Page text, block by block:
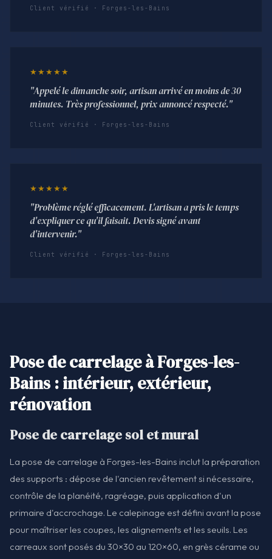
Client vérifié · Forges-les-Bains
★★★★★
"Appelé le dimanche soir, artisan arrivé en moins de 30
minutes. Très professionnel, prix annoncé respecté."
Client vérifié · Forges-les-Bains
★★★★★
"Problème réglé efficacement. L'artisan a pris le temps
d'expliquer ce qu'il faisait. Devis signé avant
d'intervenir."
Client vérifié · Forges-les-Bains
Pose de carrelage à Forges-les-
Bains : intérieur, extérieur,
rénovation
Pose de carrelage sol et mural
La pose de carrelage à Forges-les-Bains inclut la préparation
des supports : dépose de l'ancien revêtement si nécessaire,
contrôle de la planéité, ragréage, puis application d'un
primaire d'accrochage. Le calepinage est défini avant la pose
pour maîtriser les coupes, les alignements et les seuils. Les
carreaux sont posés du 30×30 au 120×60, en grès cérame ou